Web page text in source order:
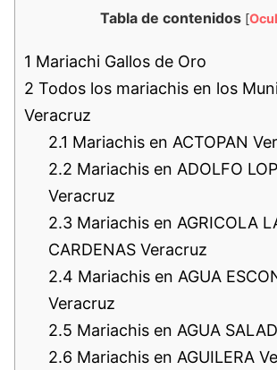
Tabla de contenidos [
1 Mariachi Gallos de Oro
2 Todos los mariachis en los
Veracruz
2.1 Mariachis en ACTOPAN
2.2 Mariachis en ADOLFO
Veracruz
2.3 Mariachis en AGRICOLA
CARDENAS Veracruz
2.4 Mariachis en AGUA
Veracruz
2.5 Mariachis en AGUA
2.6 Mariachis en AGUILERA